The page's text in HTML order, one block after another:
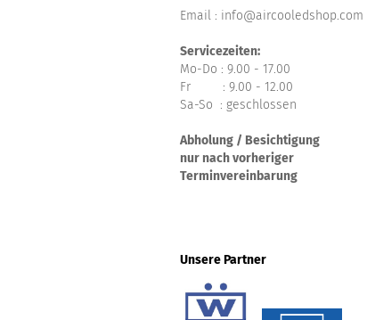
Email : info@aircooledshop.com
Servicezeiten:
Mo-Do : 9.00 - 17.00
Fr : 9.00 - 12.00
Sa-So : geschlossen
Abholung / Besichtigung
nur nach vorheriger
Terminvereinbarung
Unsere Partner